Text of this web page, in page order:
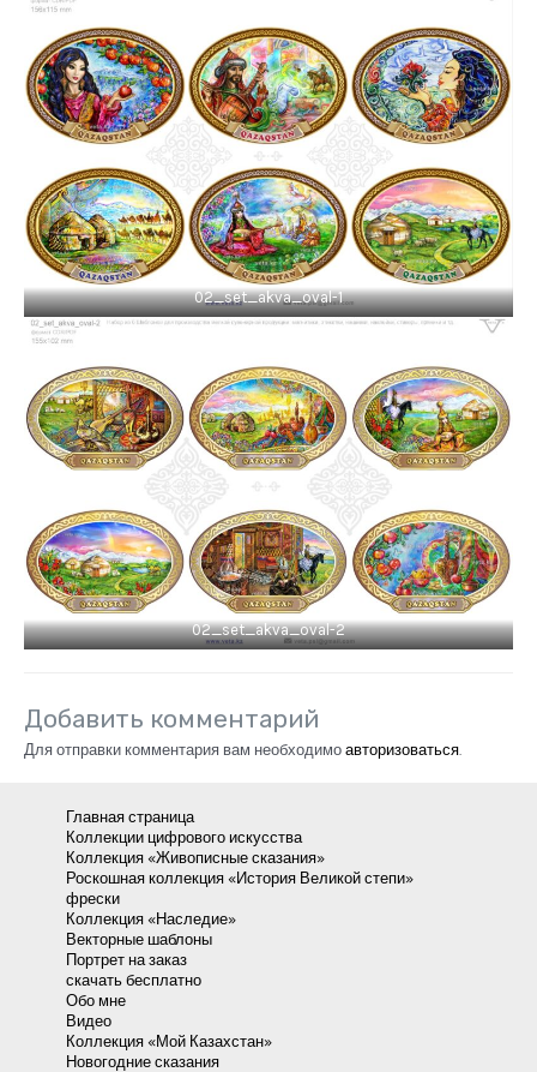
02_set_akva_oval-1
02_set_akva_oval-2
Добавить комментарий
Для отправки комментария вам необходимо авторизоваться
Главная страница
Коллекции цифрового искусства
Коллекция «Живописные сказания»
Роскошная коллекция «История Великой степи»
фрески
Коллекция «Наследие»
Векторные шаблоны
Портрет на заказ
скачать бесплатно
Обо мне
Видео
Коллекция «Мой Казахстан»
Новогодние сказания